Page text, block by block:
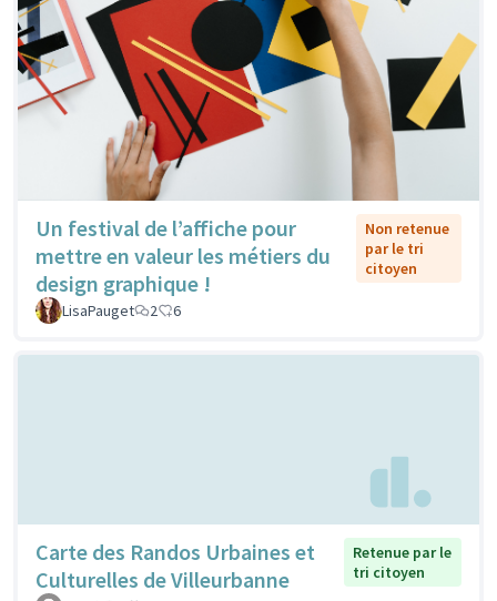
Un festival de l’affiche pour
mettre en valeur les métiers du
design graphique !
Non retenue
par le tri
citoyen
LisaPauget 2 6
Carte des Randos Urbaines et
Culturelles de Villeurbanne
Retenue par le
tri citoyen